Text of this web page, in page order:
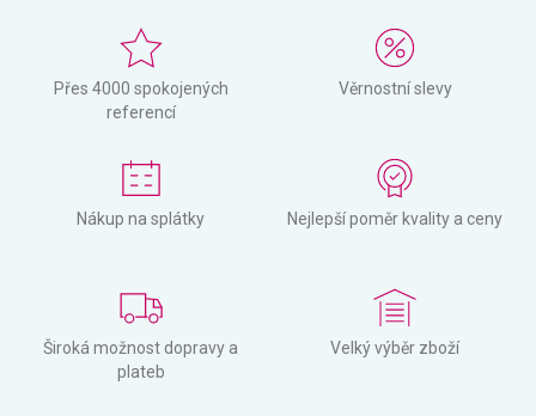
Přes 4000 spokojených
referencí
Věrnostní slevy
Nákup na splátky Nejlepší poměr kvality a ceny
Široká možnost dopravy a
plateb
Velký výběr zboží